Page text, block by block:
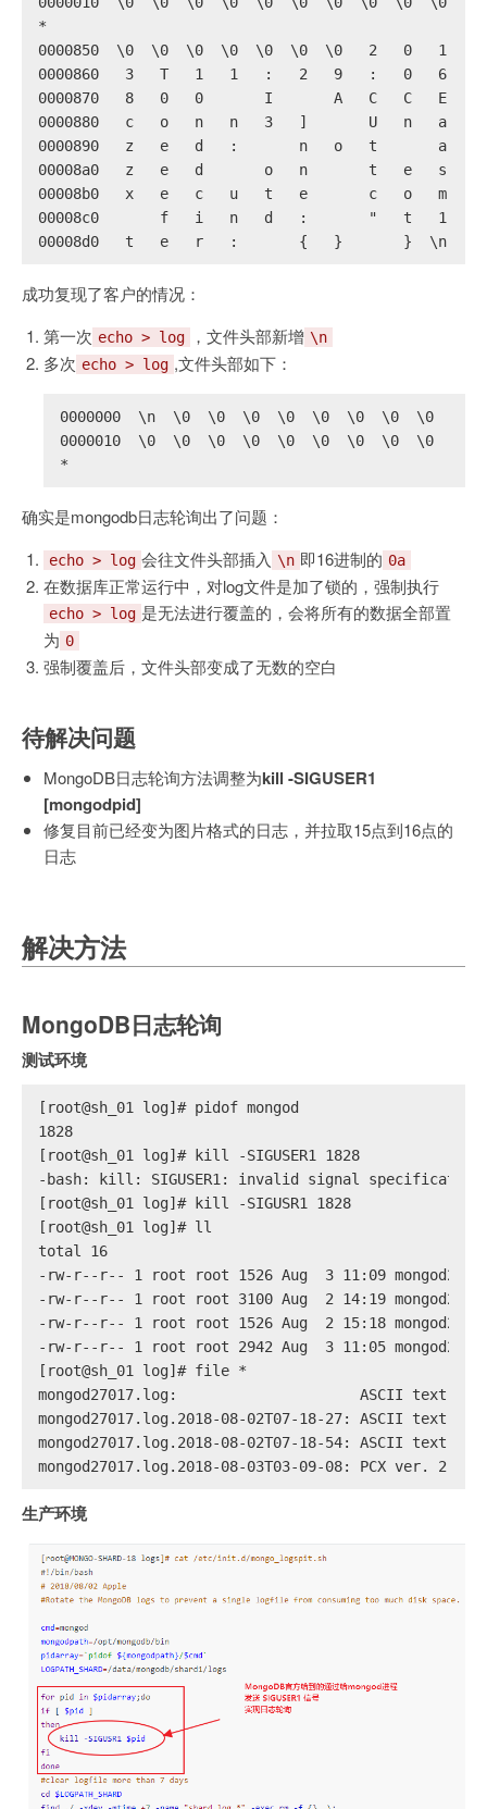
*
0000850  \0  \0  \0  \0  \0  \0  \0   2   0   1
0000860   3   T   1   1   :   2   9   :   0   6
0000870   8   0   0       I       A   C   C   E
0000880   c   o   n   n   3   ]       U   n   a
0000890   z   e   d   :       n   o   t       a
00008a0   z   e   d       o   n       t   e   s
00008b0   x   e   c   u   t   e       c   o   m
00008c0       f   i   n   d   :       "   t   1
00008d0   t   e   r   :       {   }       }  \n
成功复现了客户的情况：
第一次 echo > log ，文件头部新增 \n
多次 echo > log ,文件头部如下：
0000000  \n  \0  \0  \0  \0  \0  \0  \0  \0
0000010  \0  \0  \0  \0  \0  \0  \0  \0  \0
*
确实是mongodb日志轮询出了问题：
echo > log 会往文件头部插入 \n 即16进制的 0a
在数据库正常运行中，对log文件是加了锁的，强制执行
echo > log 是无法进行覆盖的，会将所有的数据全部置
为 0
强制覆盖后，文件头部变成了无数的空白
待解决问题
MongoDB日志轮询方法调整为kill -SIGUSER1
[mongodpid]
修复目前已经变为图片格式的日志，并拉取15点到16点的
日志
解决方法
MongoDB日志轮询
测试环境
[root@sh_01 log]# pidof mongod
1828
[root@sh_01 log]# kill -SIGUSER1 1828
-bash: kill: SIGUSER1: invalid signal specification
[root@sh_01 log]# kill -SIGUSR1 1828
[root@sh_01 log]# ll
total 16
-rw-r--r-- 1 root root 1526 Aug  3 11:09
-rw-r--r-- 1 root root 3100 Aug  2 14:19
-rw-r--r-- 1 root root 1526 Aug  2 15:18
-rw-r--r-- 1 root root 2942 Aug  3 11:05
[root@sh_01 log]# file *
mongod27017.log:                     ASCII text,
mongod27017.log.2018-08-02T07-18-27: ASCII text,
mongod27017.log.2018-08-02T07-18-54: ASCII text,
mongod27017.log.2018-08-03T03-09-08: PCX ver. 2.5
生产环境